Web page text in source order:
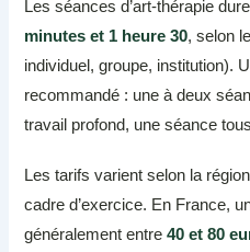
Les séances d’art-thérapie
minutes et 1 heure 30, selon
individuel, groupe, institution).
recommandé : une à deux
travail profond, une séance
Les tarifs varient selon la
cadre d’exercice. En France,
généralement entre40 et 80